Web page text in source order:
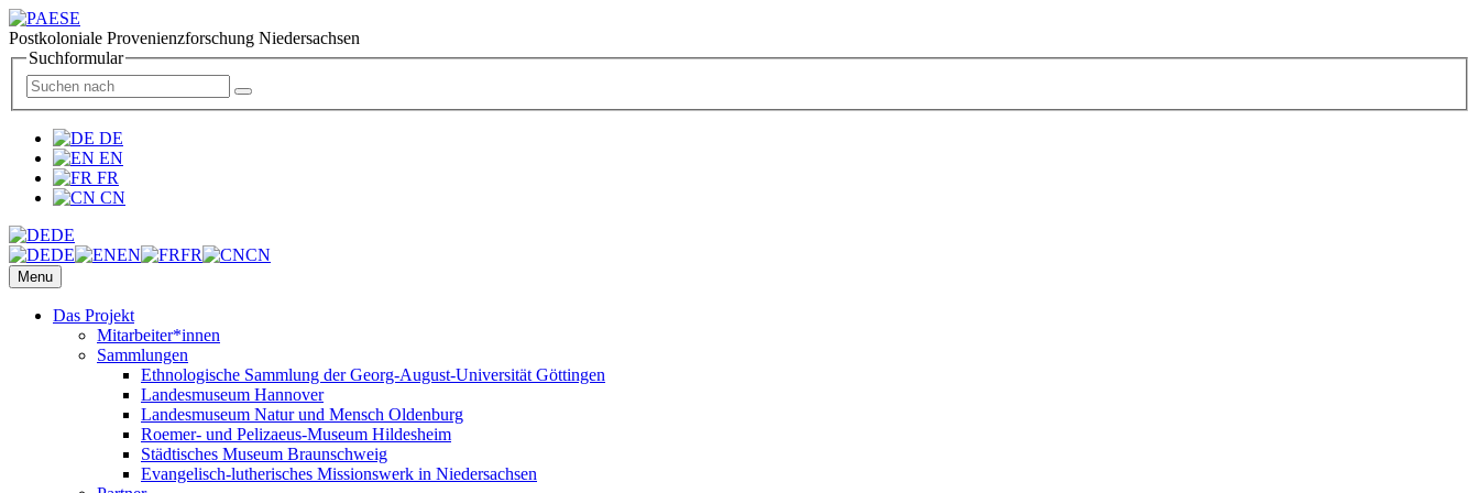
Postkoloniale Provenienzforschung Niedersachsen
Suchformular
DE
EN
FR
CN
DE
DE
EN FR CN
Menu
Das Projekt
Mitarbeiter*innen
Sammlungen
Ethnologische Sammlung der Georg-August-Universität Göttingen
Landesmuseum Hannover
Landesmuseum Natur und Mensch Oldenburg
Roemer- und Pelizaeus-Museum Hildesheim
Städtisches Museum Braunschweig
Evangelisch-lutherisches Missionswerk in Niedersachsen